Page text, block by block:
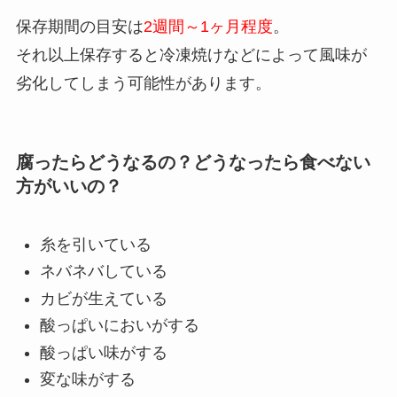
保存期間の目安は2週間～1ヶ月程度。
それ以上保存すると冷凍焼けなどによって風味が
劣化してしまう可能性があります。
腐ったらどうなるの？どうなったら食べない
方がいいの？
糸を引いている
ネバネバしている
カビが生えている
酸っぱいにおいがする
酸っぱい味がする
変な味がする